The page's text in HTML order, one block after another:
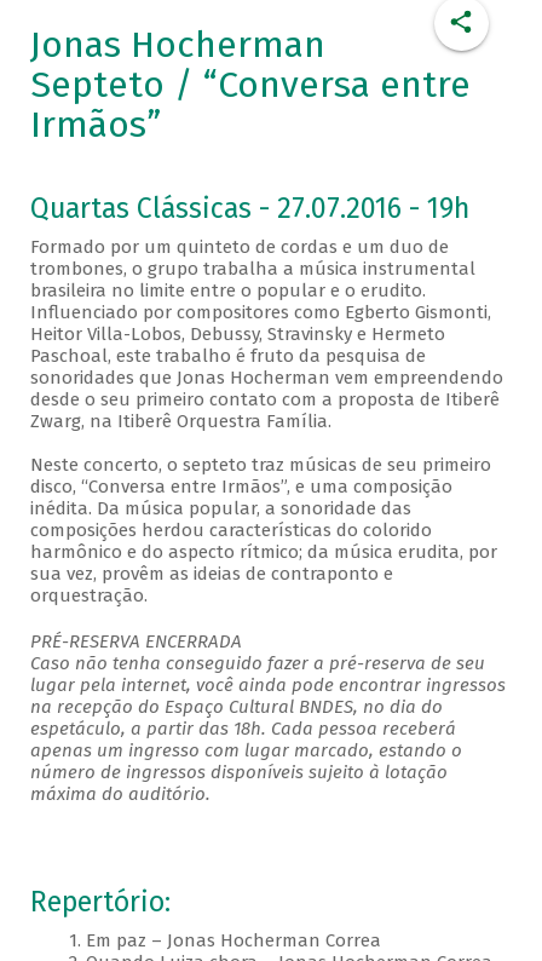
Jonas Hocherman
Septeto / “Conversa entre
Irmãos”
Quartas Clássicas - 27.07.2016 - 19h
Formado por um quinteto de cordas e um duo de
trombones, o grupo trabalha a música instrumental
brasileira no limite entre o popular e o erudito.
Influenciado por compositores como Egberto Gismonti,
Heitor Villa-Lobos, Debussy, Stravinsky e Hermeto
Paschoal, este trabalho é fruto da pesquisa de
sonoridades que Jonas Hocherman vem empreendendo
desde o seu primeiro contato com a proposta de Itiberê
Zwarg, na Itiberê Orquestra Família.
Neste concerto, o septeto traz músicas de seu primeiro
disco, “Conversa entre Irmãos”, e uma composição
inédita. Da música popular, a sonoridade das
composições herdou características do colorido
harmônico e do aspecto rítmico; da música erudita, por
sua vez, provêm as ideias de contraponto e
orquestração.
PRÉ-RESERVA ENCERRADA
Caso não tenha conseguido fazer a pré-reserva de seu
lugar pela internet, você ainda pode encontrar ingressos
na recepção do Espaço Cultural BNDES, no dia do
espetáculo, a partir das 18h. Cada pessoa receberá
apenas um ingresso com lugar marcado, estando o
número de ingressos disponíveis sujeito à lotação
máxima do auditório.
Repertório:
1. Em paz – Jonas Hocherman Correa